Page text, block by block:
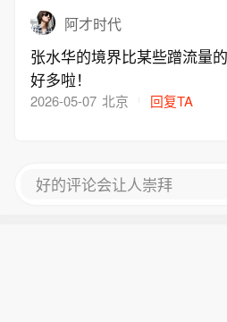
阿才时代
张水华的境界比某些蹭流量
好多啦！
2026-05-07 北京 回复TA
好的评论会让人崇拜